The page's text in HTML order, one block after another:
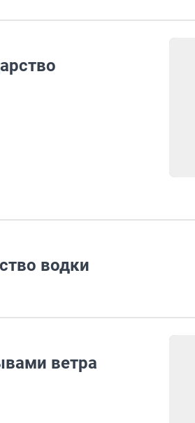
водки
ветра